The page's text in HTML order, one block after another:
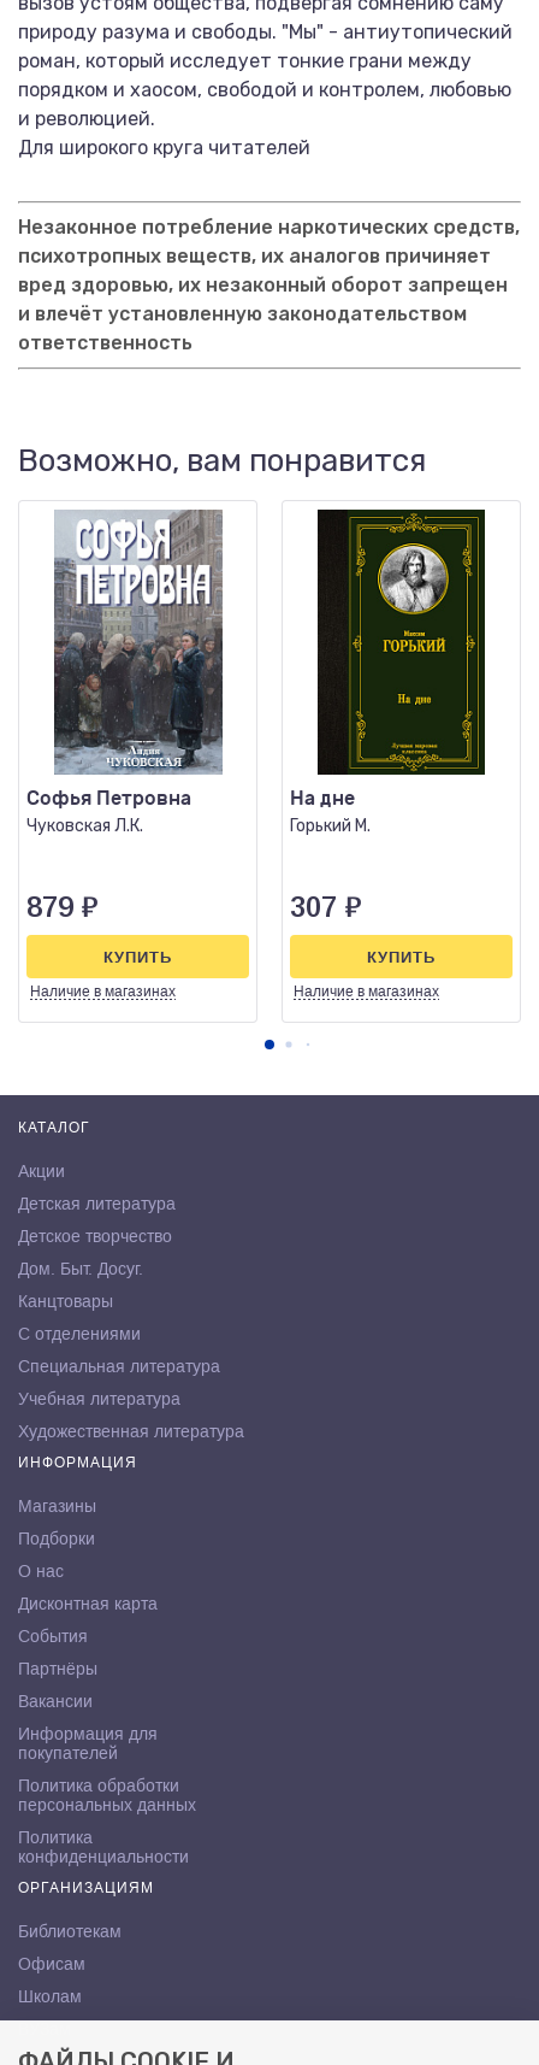
природу разума и свободы. "Мы" - антиутопический
роман, который исследует тонкие грани между
порядком и хаосом, свободой и контролем, любовью
и революцией.
Для широкого круга читателей
Незаконное потребление наркотических средств,
психотропных веществ, их аналогов причиняет
вред здоровью, их незаконный оборот запрещен
и влечёт установленную законодательством
ответственность
Возможно, вам понравится
Софья Петровна
Чуковская Л.К.
879 ₽
Наличие в магазинах
КУПИТЬ
На дне
Горький М.
307 ₽
Наличие в магазинах
КУПИТЬ
КАТАЛОГ
Акции
Детская литература
Детское творчество
Дом. Быт. Досуг.
Канцтовары
С отделениями
Специальная литература
Учебная литература
Художественная литература
ИНФОРМАЦИЯ
Магазины
Подборки
О нас
Дисконтная карта
События
Партнёры
Вакансии
Информация для
покупателей
Политика обработки
персональных данных
Политика
конфиденциальности
ОРГАНИЗАЦИЯМ
Библиотекам
Офисам
Школам
КОНТАКТЫ